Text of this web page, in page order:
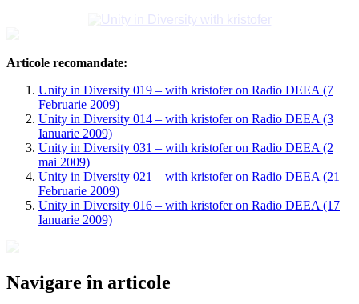
Articole recomandate:
Unity in Diversity 019 – with kristofer on Radio DEEA (7
Februarie 2009)
Unity in Diversity 014 – with kristofer on Radio DEEA (3
Ianuarie 2009)
Unity in Diversity 031 – with kristofer on Radio DEEA (2
mai 2009)
Unity in Diversity 021 – with kristofer on Radio DEEA (21
Februarie 2009)
Unity in Diversity 016 – with kristofer on Radio DEEA (17
Ianuarie 2009)
Navigare în articole